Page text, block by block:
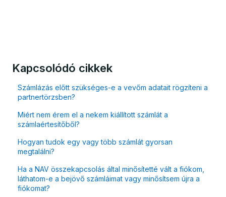
Kapcsolódó cikkek
Számlázás előtt szükséges-e a vevőm adatait rögzíteni a
partnertörzsben?
Miért nem érem el a nekem kiállított számlát a
számlaértesítőből?
Hogyan tudok egy vagy több számlát gyorsan
megtalálni?
Ha a NAV összekapcsolás által minősítetté vált a fiókom,
láthatom-e a bejövő számláimat vagy minősítsem újra a
fiókomat?